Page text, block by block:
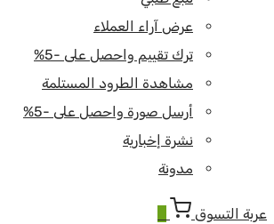
عرض آراء العملاء
ترك تقييم واحصل على -5%
مشاهدة الطرود المستلمة
أرسل صورة واحصل على -5%
نشرة إخبارية
مدونة
عربة التسوق